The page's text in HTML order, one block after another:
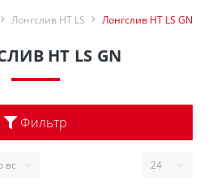
Лонгслив HT LS Лонгслив HT LS GN
HT LS GN
Фильтр